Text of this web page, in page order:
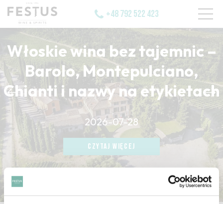
+48 792 522 423
Włoskie wina bez tajemnic –
Barolo, Montepulciano,
Chianti i nazwy na etykietach
2026-07-28
CZYTAJ WIĘCEJ
CZYTAJ WIĘCEJ
CZYTAJ WIĘCEJ